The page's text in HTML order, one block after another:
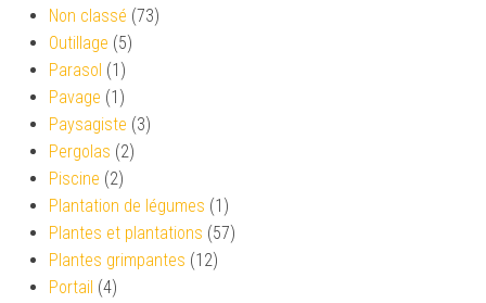
Non classé (73)
Outillage (5)
Parasol (1)
Pavage (1)
Paysagiste (3)
Pergolas (2)
Piscine (2)
Plantation de légumes (1)
Plantes et plantations (57)
Plantes grimpantes (12)
Portail (4)